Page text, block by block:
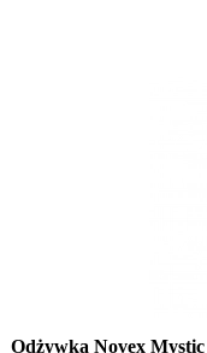
Odżywka Novex